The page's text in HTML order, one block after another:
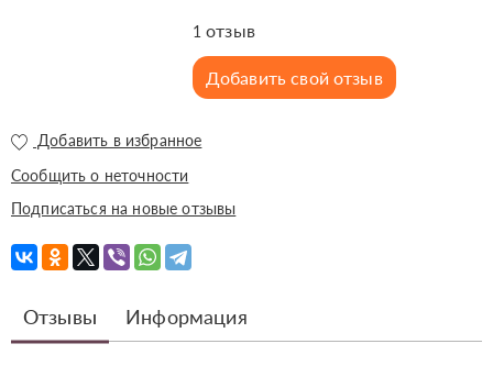
1 отзыв
Добавить свой отзыв
Добавить в избранное
Сообщить о неточности
Подписаться на новые отзывы
Отзывы Информация